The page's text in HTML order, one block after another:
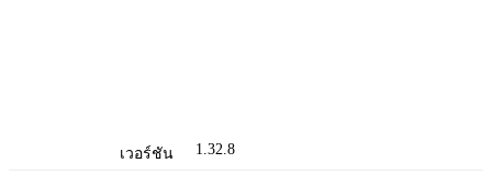
เวอร์ชัน 1.32.8